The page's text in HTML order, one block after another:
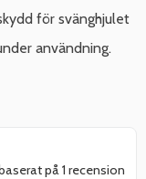
för svänghjulet
användning.
på 1 recension